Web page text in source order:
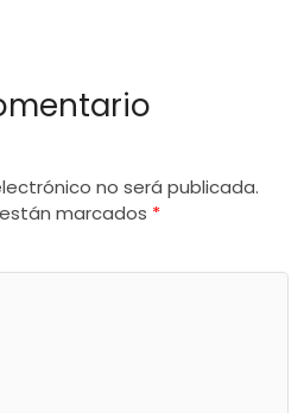
no será publicada.
marcados *